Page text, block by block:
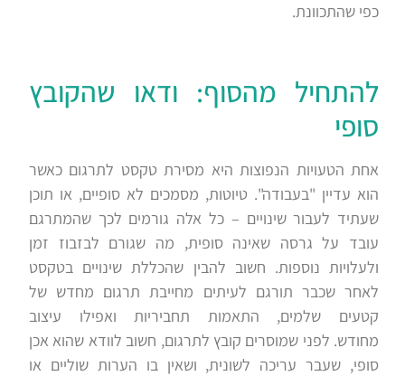
כפי שהתכוונת.
להתחיל מהסוף: ודאו שהקובץ
סופי
אחת הטעויות הנפוצות היא מסירת טקסט לתרגום כאשר
הוא עדיין "בעבודה". טיוטות, מסמכים לא סופיים, או תוכן
שעתיד לעבור שינויים – כל אלה גורמים לכך שהמתרגם
עובד על גרסה שאינה סופית, מה שגורם לבזבוז זמן
ולעלויות נוספות. חשוב להבין שהכללת שינויים בטקסט
לאחר שכבר תורגם לעיתים מחייבת תרגום מחדש של
קטעים שלמים, התאמות תחביריות ואפילו עיצוב
מחודש. לפני שמוסרים קובץ לתרגום, חשוב לוודא שהוא אכן
סופי, שעבר עריכה לשונית, ושאין בו הערות שוליים או